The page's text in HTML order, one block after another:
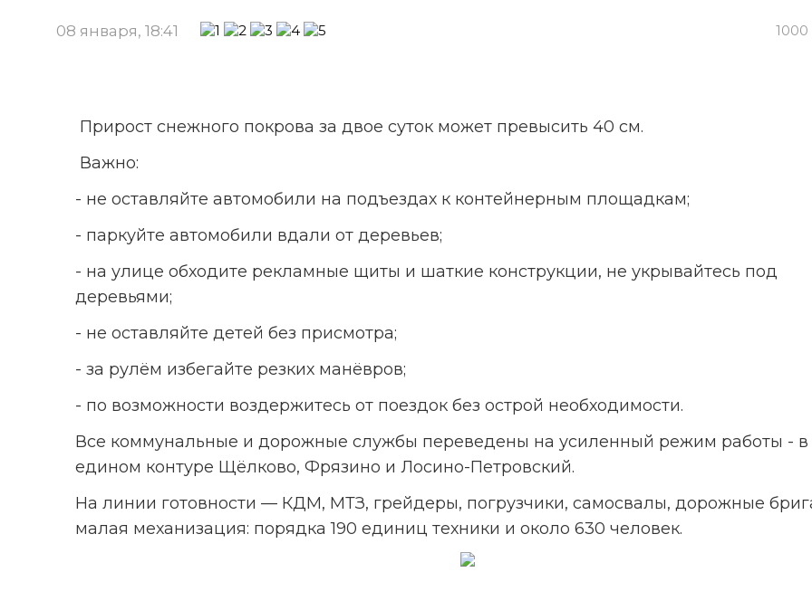
08 января, 18:41 1000
Прирост снежного покрова за двое суток может превысить 40 см.
️ Важно:
- не оставляйте автомобили на подъездах к контейнерным площадкам;
- паркуйте автомобили вдали от деревьев;
- на улице обходите рекламные щиты и шаткие конструкции, не укрывайтесь под
деревьями;
- не оставляйте детей без присмотра;
- за рулём избегайте резких манёвров;
- по возможности воздержитесь от поездок без острой необходимости.
Все коммунальные и дорожные службы переведены на усиленный режим работы - в
едином контуре Щёлково, Фрязино и Лосино-Петровский.
На линии готовности — КДМ, МТЗ, грейдеры, погрузчики, самосвалы, дорожные
малая механизация: порядка 190 единиц техники и около 630 человек.